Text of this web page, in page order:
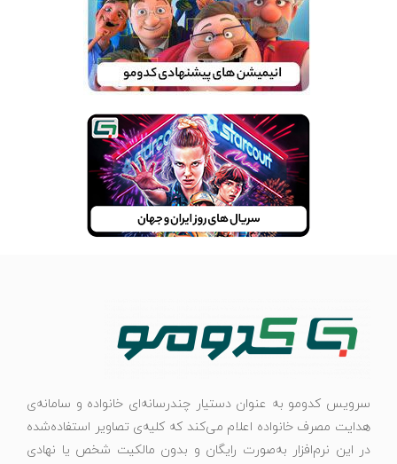
سرویس کدومو به عنوان دستیار چندرسانه‌ای خانواده و سامانه‌ی
هدایت مصرف خانواده اعلام می‌کند که کلیه‌ی تصاویر استفاده‌شده
در این نرم‌افزار به‌صورت رایگان و بدون مالکیت شخص یا نهادی